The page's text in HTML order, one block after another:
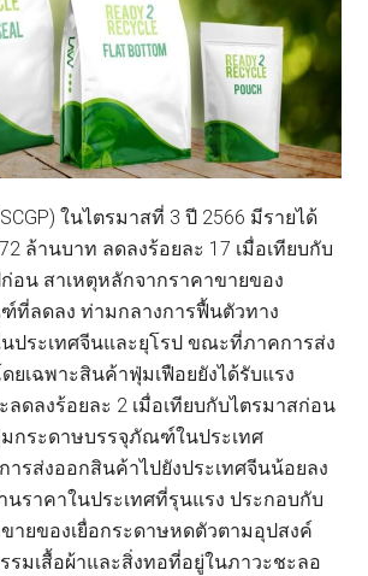
ในไตรมาสที่ 3 ปี 2566 มีรายได้
ล้านบาท ลดลงร้อยละ 17 เมื่อเทียบกับ
อน สาเหตุหลักจากราคาขายของ
ที่ลดลง ท่ามกลางการฟื้นตัวทาง
ประเทศจีนและยุโรป ขณะที่ภาคการส่ง
ยเฉพาะสินค้าฟุ่มเฟือยยังได้รับแรง
ลดลงร้อยละ 2 เมื่อเทียบกับไตรมาสก่อน
มกระดาษบรรจุภัณฑ์ในประเทศ
ารส่งออกสินค้าไปยังประเทศจีนน้อยลง
ราคาในประเทศที่รุนแรง ประกอบกับ
ายของเยื่อกระดาษหดตัวตามอุปสงค์
มเสื้อผ้าและสิ่งทอที่อยู่ในภาวะชะลอ